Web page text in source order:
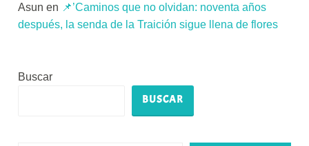
Asun en 📌’Caminos que no olvidan: noventa años
después, la senda de la Traición sigue llena de flores
Buscar
BUSCAR